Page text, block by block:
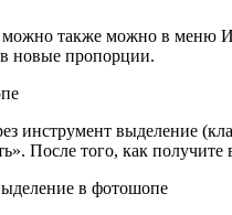
также можно в меню
новые пропорции.
инструмент выделение
После того, как